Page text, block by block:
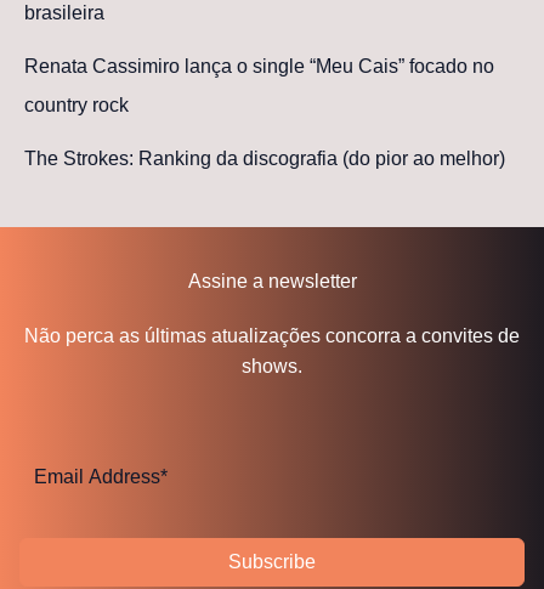
brasileira
Renata Cassimiro lança o single “Meu Cais” focado no
country rock
The Strokes: Ranking da discografia (do pior ao melhor)
Assine a newsletter
Não perca as últimas atualizações concorra a convites de
shows.
Subscribe